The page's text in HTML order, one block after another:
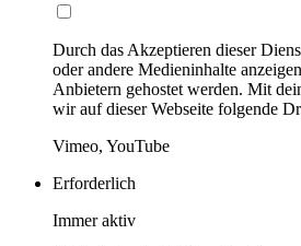
Durch das Akzeptieren dieser
oder andere Medieninhalte
Anbietern gehostet werden. Mit
wir auf dieser Webseite folgende
Vimeo, YouTube
Erforderlich
Immer aktiv